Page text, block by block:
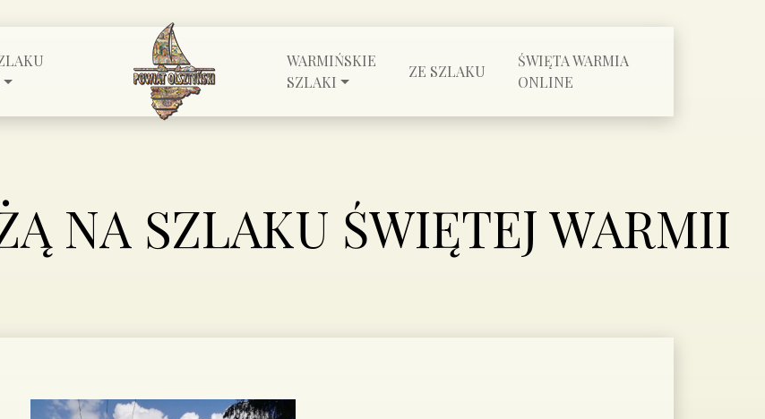
WARMIŃSKIE
SZLAKI
ZE SZLAKU
ŚWIĘTA WARMIA
ONLINE
NA SZLAKU ŚWIĘTEJ WARMII